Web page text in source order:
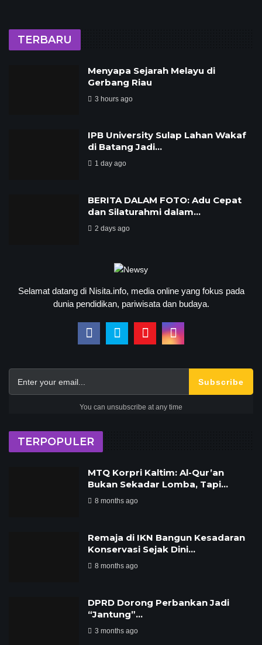
TERBARU
Menyapa Sejarah Melayu di
Gerbang Riau
3 hours ago
IPB University Sulap Lahan Wakaf
di Batang Jadi…
1 day ago
BERITA DALAM FOTO: Adu Cepat
dan Silaturahmi dalam…
2 days ago
Selamat datang di Nisita.info, media online yang fokus pada
dunia pendidikan, pariwisata dan budaya.
Subscribe
You can unsubscribe at any time
TERPOPULER
MTQ Korpri Kaltim: Al-Qur’an
Bukan Sekadar Lomba, Tapi…
8 months ago
Remaja di IKN Bangun Kesadaran
Konservasi Sejak Dini…
8 months ago
DPRD Dorong Perbankan Jadi
“Jantung”…
3 months ago